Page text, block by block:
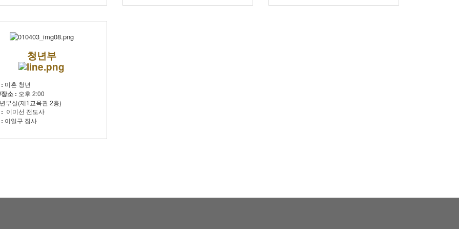
청년부
미혼 청년
소 : 오후 2:00
부실(제1교육관 2층)
이미선 전도사
이일구 집사